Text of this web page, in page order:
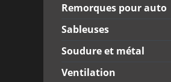
Remorques pour auto
Sableuses
Soudure et métal
Ventilation